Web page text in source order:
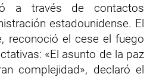
a través de contactos
estadounidense. El
reconoció el cese el fuego
«El asunto de la paz
complejidad», declaró el